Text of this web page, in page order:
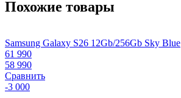
Похожие товары
Samsung Galaxy S26 12Gb/256Gb Sky Blue
61 990
58 990
Сравнить
-3 000